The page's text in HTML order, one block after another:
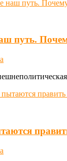
путь.